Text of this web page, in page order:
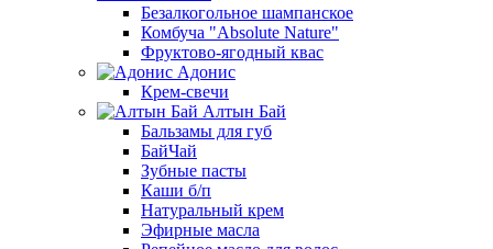
Безалкогольное шампанское
Комбуча "Absolute Nature"
Фруктово-ягодный квас
Адонис
Крем-свечи
Алтын Бай
Бальзамы для губ
БайЧай
Зубные пасты
Каши б/п
Натуральный крем
Эфирные масла